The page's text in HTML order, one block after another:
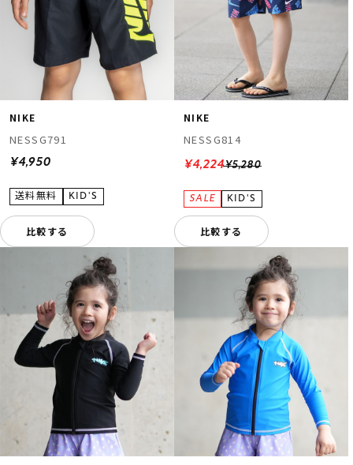
NIKE
NESSG791
¥4,950
比較する
NIKE
NESSG814
¥5,280
¥4,224
比較する